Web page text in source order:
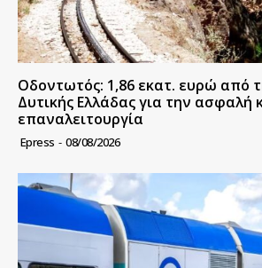
Οδοντωτός: 1,86 εκατ. ευρώ από
Δυτικής Ελλάδας για την ασφαλή
επαναλειτουργία
Epress - 08/08/2026